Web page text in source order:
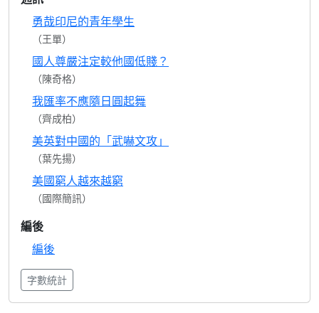
勇哉印尼的青年學生
（王單）
國人尊嚴注定較他國低賤？
（陳奇格）
我匯率不應隨日圓起舞
（齊成柏）
美英對中國的「武嚇文攻」
（葉先揚）
美國窮人越來越窮
（國際簡訊）
編後
編後
字數統計